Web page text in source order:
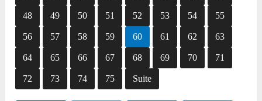
48 49 50 51 52 53 54 55
56 57 58 59 60 61 62 63
64 65 66 67 68 69 70 71
72 73 74 75 Suite